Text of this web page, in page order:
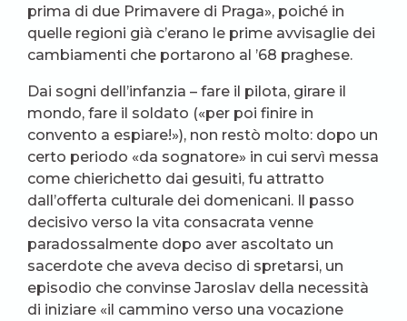
prima di due Primavere di Praga», poiché in
quelle regioni già c’erano le prime avvisaglie dei
cambiamenti che portarono al ’68 praghese.
Dai sogni dell’infanzia – fare il pilota, girare il
mondo, fare il soldato («per poi finire in
convento a espiare!»), non restò molto: dopo un
certo periodo «da sognatore» in cui servì messa
come chierichetto dai gesuiti, fu attratto
dall’offerta culturale dei domenicani. Il passo
decisivo verso la vita consacrata venne
paradossalmente dopo aver ascoltato un
sacerdote che aveva deciso di spretarsi, un
episodio che convinse Jaroslav della necessità
di iniziare «il cammino verso una vocazione